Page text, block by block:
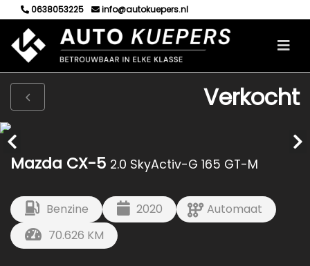
0638053225 info@autokuepers.nl
Verkocht
Mazda CX-5 2.0 SkyActiv-G 165 GT-M
Benzine 2020
Automaat
70.626 KM